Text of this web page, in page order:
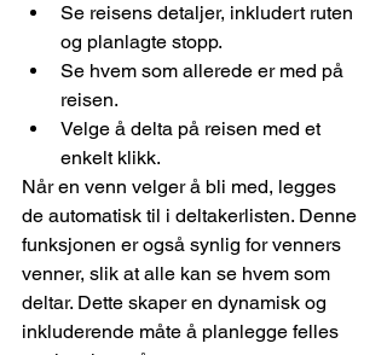
Se reisens detaljer, inkludert ruten
og planlagte stopp.
Se hvem som allerede er med på
reisen.
Velge å delta på reisen med et
enkelt klikk.
Når en venn velger å bli med, legges
de automatisk til i deltakerlisten. Denne
funksjonen er også synlig for venners
venner, slik at alle kan se hvem som
deltar. Dette skaper en dynamisk og
inkluderende måte å planlegge felles